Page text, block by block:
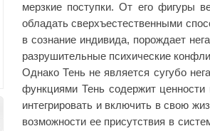
мерзкие поступки. От его фигуры
обладать сверхъестественными
в сознание индивида, порождает
разрушительные психические
Однако Тень не является сугубо
функциями Тень содержит
интегрировать и включить в свою
возможности ее присутствия в